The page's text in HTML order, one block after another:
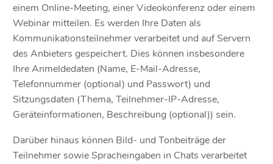
einem Online-Meeting, einer Videokonferenz oder einem
Webinar mitteilen. Es werden Ihre Daten als
Kommunikationsteilnehmer verarbeitet und auf Servern
des Anbieters gespeichert. Dies können insbesondere
Ihre Anmeldedaten (Name, E-Mail-Adresse,
Telefonnummer (optional) und Passwort) und
Sitzungsdaten (Thema, Teilnehmer-IP-Adresse,
Geräteinformationen, Beschreibung (optional)) sein.
Darüber hinaus können Bild- und Tonbeiträge der
Teilnehmer sowie Spracheingaben in Chats verarbeitet